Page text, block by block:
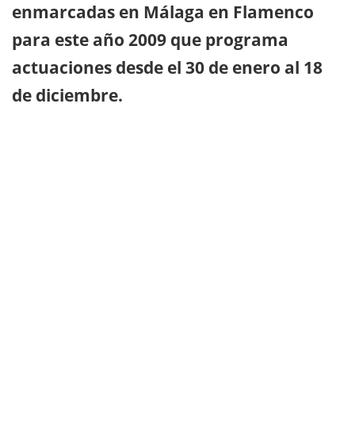
enmarcadas en Málaga en Flamenco
para este año 2009 que programa
actuaciones desde el 30 de enero al 18
de diciembre.